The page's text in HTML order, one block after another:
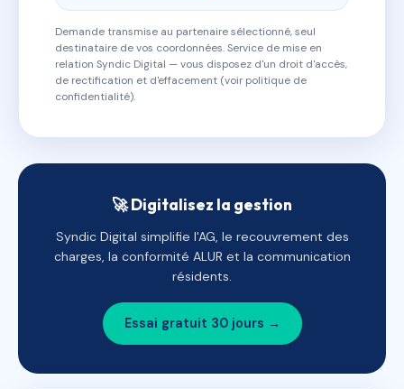
Demande transmise au partenaire sélectionné, seul
destinataire de vos coordonnées. Service de mise en
relation Syndic Digital — vous disposez d'un droit d'accès,
de rectification et d'effacement (voir politique de
confidentialité).
🚀 Digitalisez la gestion
Syndic Digital simplifie l'AG, le recouvrement des
charges, la conformité ALUR et la communication
résidents.
Essai gratuit 30 jours →